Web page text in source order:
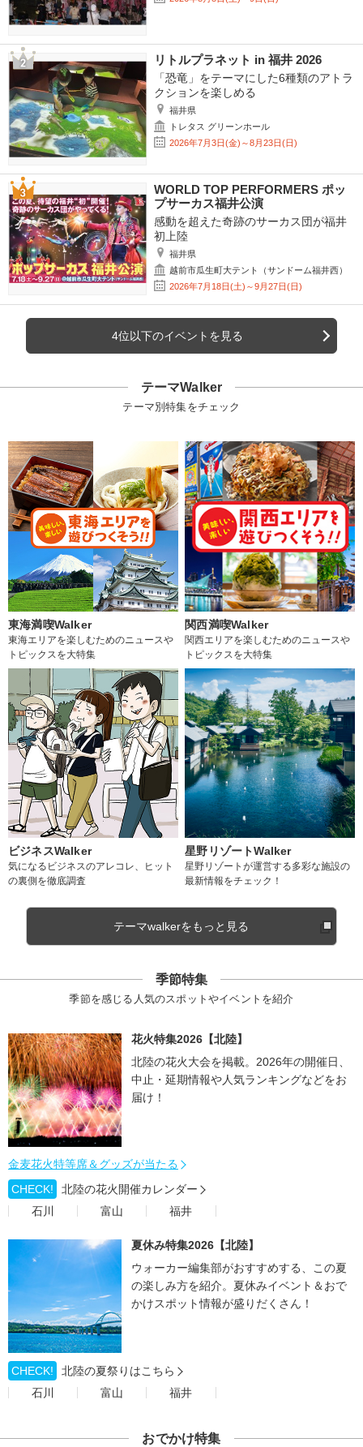
リトルプラネット in 福井 2026
「恐竜」をテーマにした6種類のアトラ
クションを楽しめる
福井県
トレタス グリーンホール
2026年7月3日(金)～8月23日(日)
WORLD TOP PERFORMERS ポッ
プサーカス福井公演
感動を超えた奇跡のサーカス団が福井
初上陸
福井県
越前市瓜生町大テント（サンドーム福井西）
2026年7月18日(土)～9月27日(日)
4位以下のイベントを見る
テーマWalker
テーマ別特集をチェック
東海満喫Walker
東海エリアを楽しむためのニュースや
トピックスを大特集
関西満喫Walker
関西エリアを楽しむためのニュースや
トピックスを大特集
ビジネスWalker
気になるビジネスのアレコレ、ヒット
の裏側を徹底調査
星野リゾートWalker
星野リゾートが運営する多彩な施設の
最新情報をチェック！
テーマwalkerをもっと見る
季節特集
季節を感じる人気のスポットやイベントを紹介
花火特集2026【北陸】
北陸の花火大会を掲載。2026年の開催日、
中止・延期情報や人気ランキングなどをお
届け！
金麦花火特等席＆グッズが当たる
CHECK!
北陸の花火開催カレンダー
石川
富山 福井
夏休み特集2026【北陸】
ウォーカー編集部がおすすめする、この夏
の楽しみ方を紹介。夏休みイベント＆おで
かけスポット情報が盛りだくさん！
CHECK!
北陸の夏祭りはこちら
石川
富山 福井
おでかけ特集